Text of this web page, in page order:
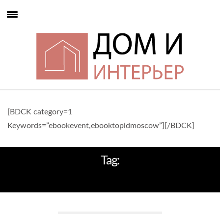
[BDCK category=1
Keywords=”ebookevent,ebooktopidmoscow”][/BDCK]
Tag: